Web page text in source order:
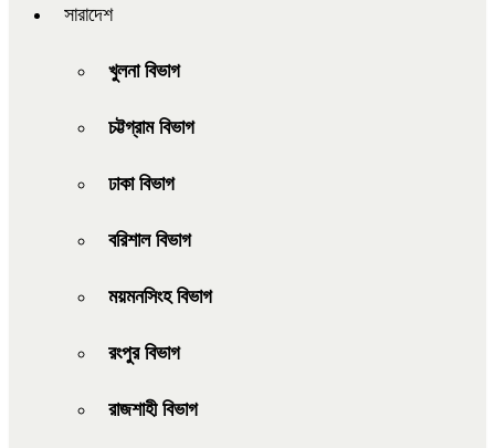
সারাদেশ
খুলনা বিভাগ
চট্টগ্রাম বিভাগ
ঢাকা বিভাগ
বরিশাল বিভাগ
ময়মনসিংহ বিভাগ
রংপুর বিভাগ
রাজশাহী বিভাগ